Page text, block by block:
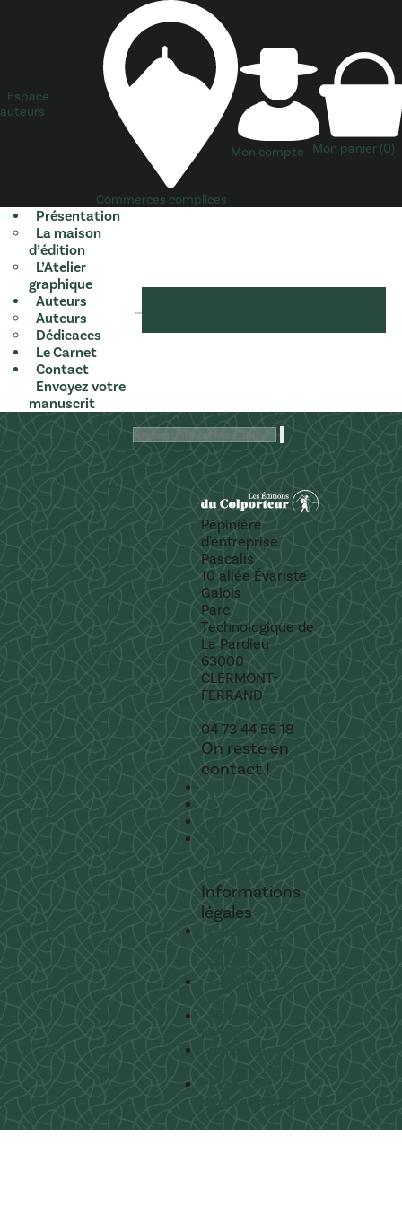
Espace
auteurs
Commerces complices
Mon compte Mon panier (0)
Présentation
La maison
d’édition
L’Atelier
graphique
Auteurs
Auteurs
Dédicaces
Le Carnet
Contact
Envoyez votre
manuscrit
Rechercher
Pépinière
d'entreprise
Pascalis
10 allée Évariste
Galois
Parc
Technologique de
La Pardieu
63000
CLERMONT-
FERRAND
04 73 44 56 18
On reste en
contact !
Informations
légales